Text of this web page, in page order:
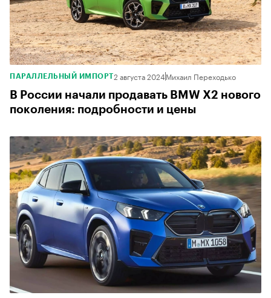
ПАРАЛЛЕЛЬНЫЙ ИМПОРТ2 августа 2024Михаил Переходько
В России начали продавать BMW X2 нового
поколения: подробности и цены